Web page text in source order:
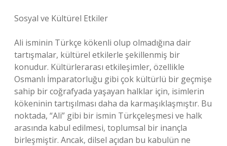
Sosyal ve Kültürel Etkiler
Ali isminin Türkçe kökenli olup olmadığına dair
tartışmalar, kültürel etkilerle şekillenmiş bir
konudur. Kültürlerarası etkileşimler, özellikle
Osmanlı İmparatorluğu gibi çok kültürlü bir geçmişe
sahip bir coğrafyada yaşayan halklar için, isimlerin
kökeninin tartışılması daha da karmaşıklaşmıştır. Bu
noktada, “Ali” gibi bir ismin Türkçeleşmesi ve halk
arasında kabul edilmesi, toplumsal bir inançla
birleşmiştir. Ancak, dilsel açıdan bu kabulün ne